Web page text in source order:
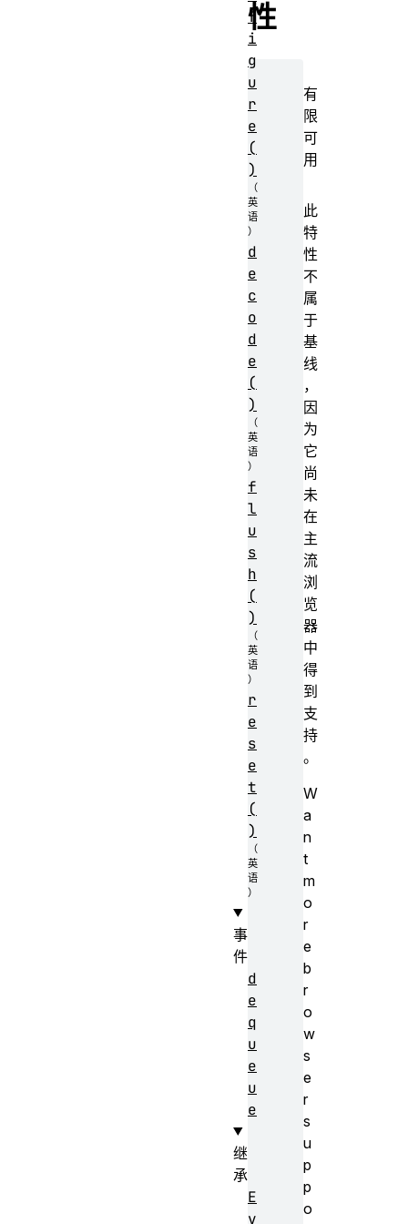
性
有
限
可
用
此
特
性
不
属
于
基
线
，
因
为
它
尚
未
在
主
流
浏
览
器
中
得
到
支
持
。
W
a
n
t
m
o
r
e
b
r
o
w
s
e
r
s
u
p
p
o
f
i
g
u
r
e
(
)
d
e
c
o
d
e
(
)
f
l
u
s
h
(
)
r
e
s
e
t
(
)
事
件
d
e
q
u
e
u
e
继
承
E
v